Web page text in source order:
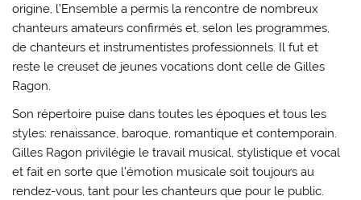
origine, l’Ensemble a permis la rencontre de nombreux
chanteurs amateurs confirmés et, selon les programmes,
de chanteurs et instrumentistes professionnels. Il fut et
reste le creuset de jeunes vocations dont celle de Gilles
Ragon.
Son répertoire puise dans toutes les époques et tous les
styles: renaissance, baroque, romantique et contemporain.
Gilles Ragon privilégie le travail musical, stylistique et vocal
et fait en sorte que l’émotion musicale soit toujours au
rendez-vous, tant pour les chanteurs que pour le public.